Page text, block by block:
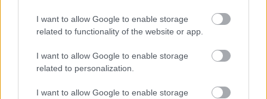
I want to allow Google to enable storage
related to functionality of the website or app.
I want to allow Google to enable storage
related to personalization.
I want to allow Google to enable storage